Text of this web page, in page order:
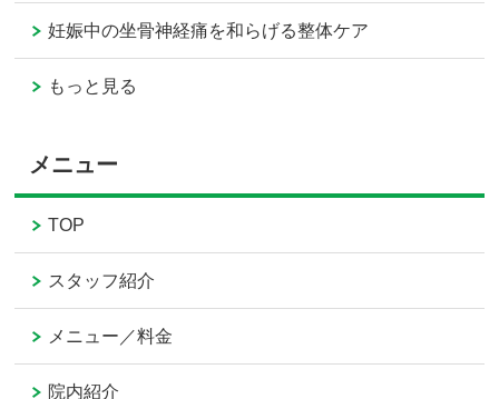
妊娠中の坐骨神経痛を和らげる整体ケア
もっと見る
メニュー
TOP
スタッフ紹介
メニュー／料金
院内紹介